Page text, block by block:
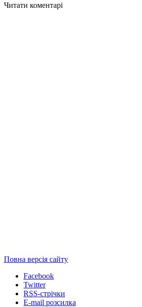
Читати коментарі
Повна версія сайту
Facebook
Twitter
RSS-стрічки
E-mail розсилка